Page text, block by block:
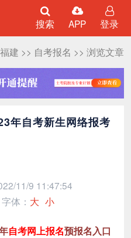
搜索 APP 登录
福建 >> 自考报名 >> 浏览文章
年自考新生网络报考
11/9 11:47:54
字体： 大 小
自考网上报名预报名入口